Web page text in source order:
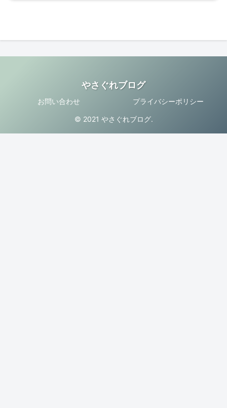
やさぐれブログ
お問い合わせ プライバシーポリシー
© 2021 やさぐれブログ.